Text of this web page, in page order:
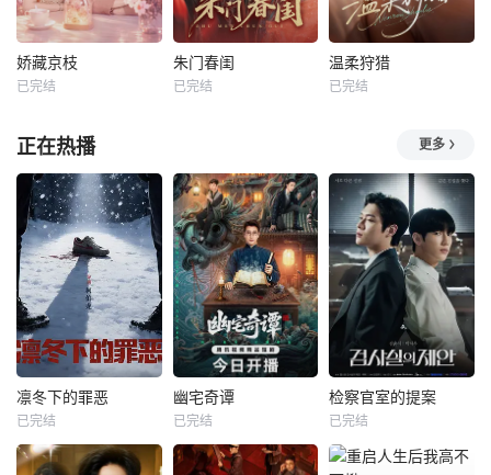
娇藏京枝
已完结
朱门春闺
已完结
温柔狩猎
已完结
正在热播 更多
凛冬下的罪恶
已完结
幽宅奇谭
已完结
检察官室的提案
已完结